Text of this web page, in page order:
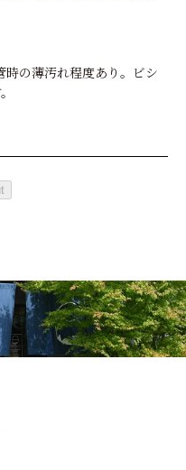
の薄汚れ程度あり。ビシ